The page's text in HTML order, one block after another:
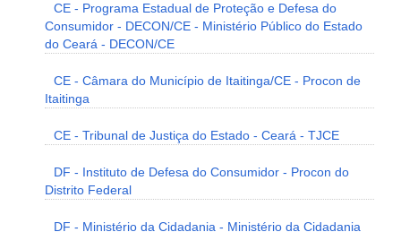
CE - Programa Estadual de Proteção e Defesa do
Consumidor - DECON/CE - Ministério Público do Estado
do Ceará - DECON/CE
CE - Câmara do Município de Itaitinga/CE - Procon de
Itaitinga
CE - Tribunal de Justiça do Estado - Ceará - TJCE
DF - Instituto de Defesa do Consumidor - Procon do
Distrito Federal
DF - Ministério da Cidadania - Ministério da Cidadania